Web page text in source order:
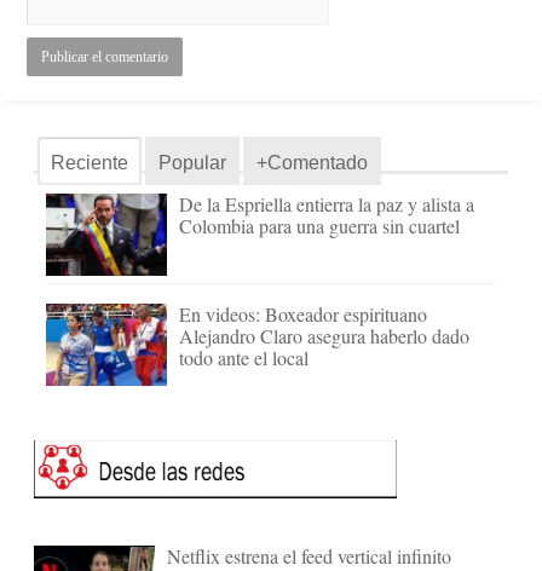
Reciente Popular +Comentado
De la Espriella entierra la paz y alista a
Colombia para una guerra sin cuartel
En videos: Boxeador espirituano
Alejandro Claro asegura haberlo dado
todo ante el local
Netflix estrena el feed vertical infinito